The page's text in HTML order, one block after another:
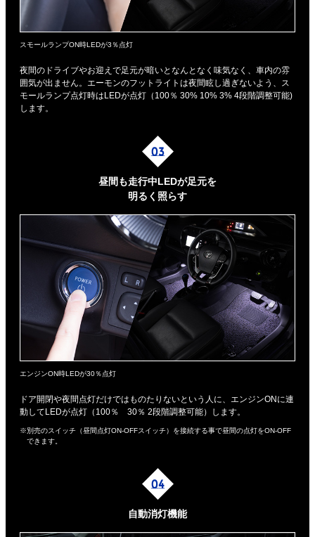
スモールランプON時LEDが3％点灯
夜間のドライブやお迎えで足元が暗いとなんとなく味気なく、車内の雰
囲気が出ません。エーモンのフットライトは夜間眩し過ぎないよう、ス
モールランプ点灯時はLEDが点灯（100％ 30% 10% 3% 4段階調整可能)
します。
昼間も走行中LEDが足元を
明るく照らす
エンジンON時LEDが30％点灯
ドア開閉や夜間点灯だけではものたりないという人に、エンジンONに連
動してLEDが点灯（100％ 30％ 2段階調整可能）します。
※別売のスイッチ（昼間点灯ON-OFFスイッチ）を接続する事で昼間の点灯をON-OFF
できます。
自動消灯機能